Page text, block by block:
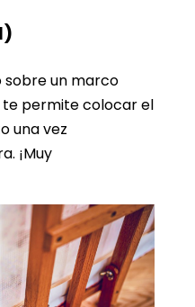
sobre un marco
permite colocar el
una vez
¡Muy